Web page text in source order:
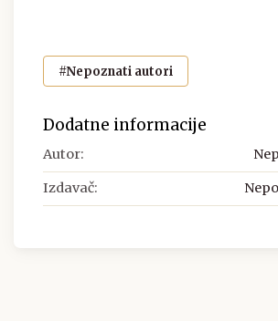
#Nepoznati autori
Dodatne informacije
Autor:
Izdavač: